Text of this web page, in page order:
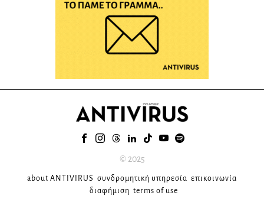
© 2025
about ANTIVIRUS συνδρομητική υπηρεσία επικοινωνία
διαφήμιση terms of use